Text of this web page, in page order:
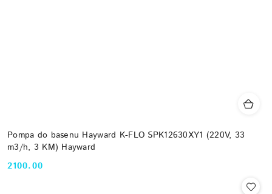
Pompa do basenu Hayward K-FLO SPK12630XY1 (220V, 33
m3/h, 3 KM) Hayward
Cena:
2100.00